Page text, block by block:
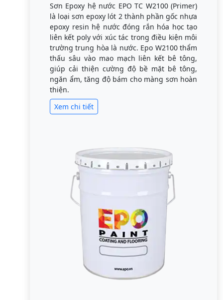
Sơn Epoxy hệ nước EPO TC W2100 (Primer)
là loại sơn epoxy lót 2 thành phần gốc nhựa
epoxy resin hệ nước đóng rắn hóa học tạo
liên kết poly với xúc tác trong điều kiện môi
trường trung hòa là nước. Epo W2100 thẩm
thấu sâu vào mao mạch liên kết bê tông,
giúp cải thiện cường độ bề mặt bê tông,
ngăn ẩm, tăng độ bám cho màng sơn hoàn
thiện.
Xem chi tiết